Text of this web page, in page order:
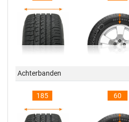
Achterbanden
185 60